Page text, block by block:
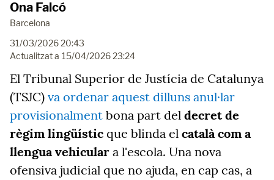
Ona Falcó
Barcelona
31/03/2026 20:43
Actualitzat a 15/04/2026 23:24
El Tribunal Superior de Justícia de Catalunya
(TSJC) va ordenar aquest dilluns anul·lar
provisionalment bona part del decret de
règim lingüístic que blinda el català com a
llengua vehicular a l'escola. Una nova
ofensiva judicial que no ajuda, en cap cas, a